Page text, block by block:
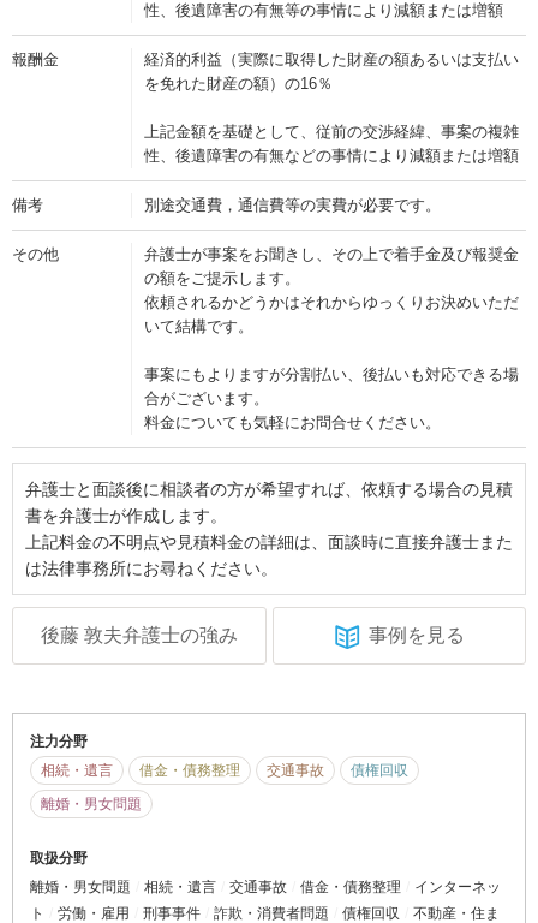
性、後遺障害の有無等の事情により減額または増額
報酬金
経済的利益（実際に取得した財産の額あるいは支払い
を免れた財産の額）の16％
上記金額を基礎として、従前の交渉経緯、事案の複雑
性、後遺障害の有無などの事情により減額または増額
備考 別途交通費，通信費等の実費が必要です。
その他
弁護士が事案をお聞きし、その上で着手金及び報奨金
の額をご提示します。
依頼されるかどうかはそれからゆっくりお決めいただ
いて結構です。
事案にもよりますが分割払い、後払いも対応できる場
合がございます。
料金についても気軽にお問合せください。
弁護士と面談後に相談者の方が希望すれば、依頼する場合の見積
書を弁護士が作成します。
上記料金の不明点や見積料金の詳細は、面談時に直接弁護士また
は法律事務所にお尋ねください。
後藤 敦夫弁護士の強み 事例を見る
注力分野
相続・遺言
借金・債務整理 交通事故
債権回収
離婚・男女問題
取扱分野
離婚・男女問題
相続・遺言 交通事故 借金・債務整理
インターネッ
ト
労働・雇用 刑事事件 詐欺・消費者問題 債権回収
不動産・住ま